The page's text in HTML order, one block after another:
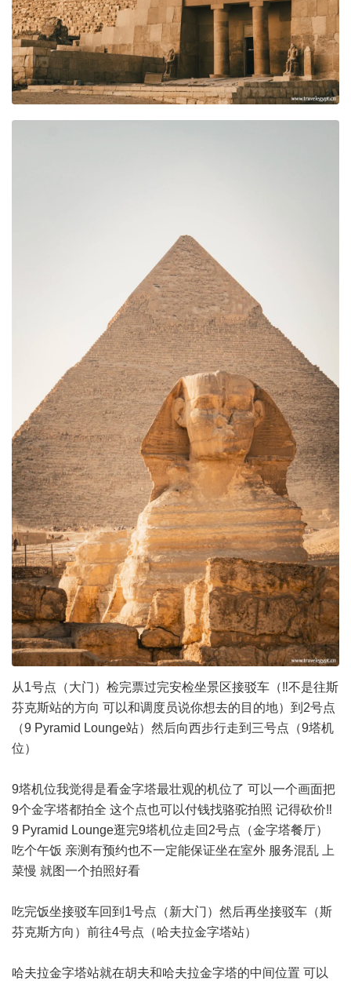
从1号点（大门）检完票过完安检坐景区接驳车（‼️不是往斯
芬克斯站的方向 可以和调度员说你想去的目的地）到2号点
（9 Pyramid Lounge站）然后向西步行走到三号点（9塔机
位）
9塔机位我觉得是看金字塔最壮观的机位了 可以一个画面把
9个金字塔都拍全 这个点也可以付钱找骆驼拍照 记得砍价‼️
9 Pyramid Lounge逛完9塔机位走回2号点（金字塔餐厅）
吃个午饭 亲测有预约也不一定能保证坐在室外 服务混乱 上
菜慢 就图一个拍照好看
吃完饭坐接驳车回到1号点（新大门）然后再坐接驳车（斯
芬克斯方向）前往4号点（哈夫拉金字塔站）
哈夫拉金字塔站就在胡夫和哈夫拉金字塔的中间位置 可以